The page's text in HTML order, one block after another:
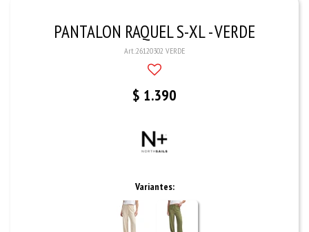
PANTALON RAQUEL S-XL - VERDE
26120302 VERDE
$ 1.390
Variantes: